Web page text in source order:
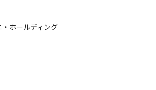
ホールディング